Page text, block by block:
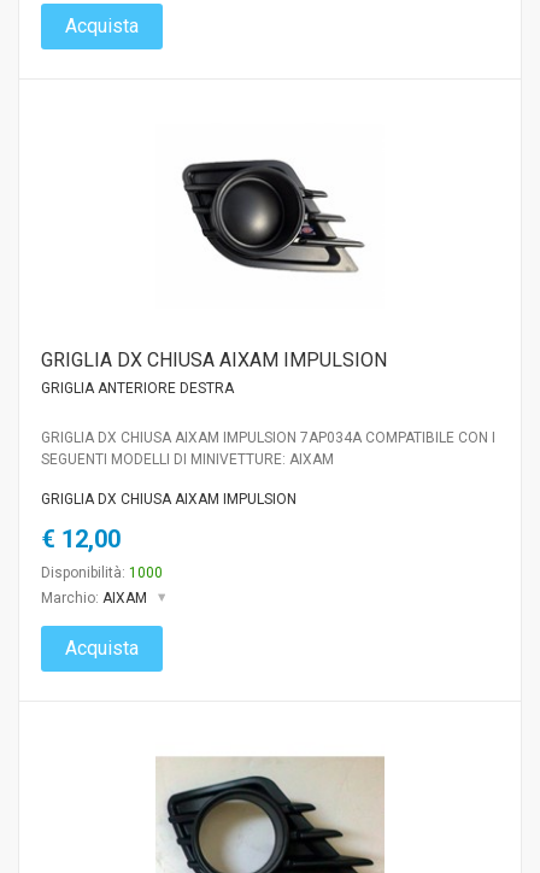
Acquista
GRIGLIA DX CHIUSA AIXAM IMPULSION
GRIGLIA ANTERIORE DESTRA
GRIGLIA DX CHIUSA AIXAM IMPULSION 7AP034A COMPATIBILE CON I
SEGUENTI MODELLI DI MINIVETTURE: AIXAM
GRIGLIA DX CHIUSA AIXAM IMPULSION
€ 12,00
Disponibilità: 1000
Marchio: AIXAM
Acquista